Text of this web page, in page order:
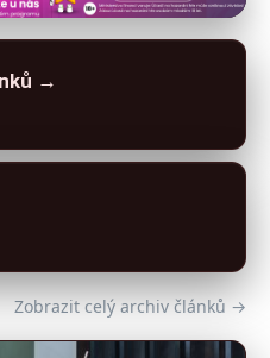
→
Zobrazit celý archiv článků →